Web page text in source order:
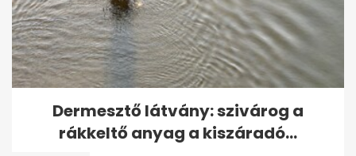
Javában zajlik a nagy
Mészáros-Várkonyi esküvő: itt
vannak az...
Dermesztő látvány: szivárog a
rákkeltő anyag a kiszáradó...